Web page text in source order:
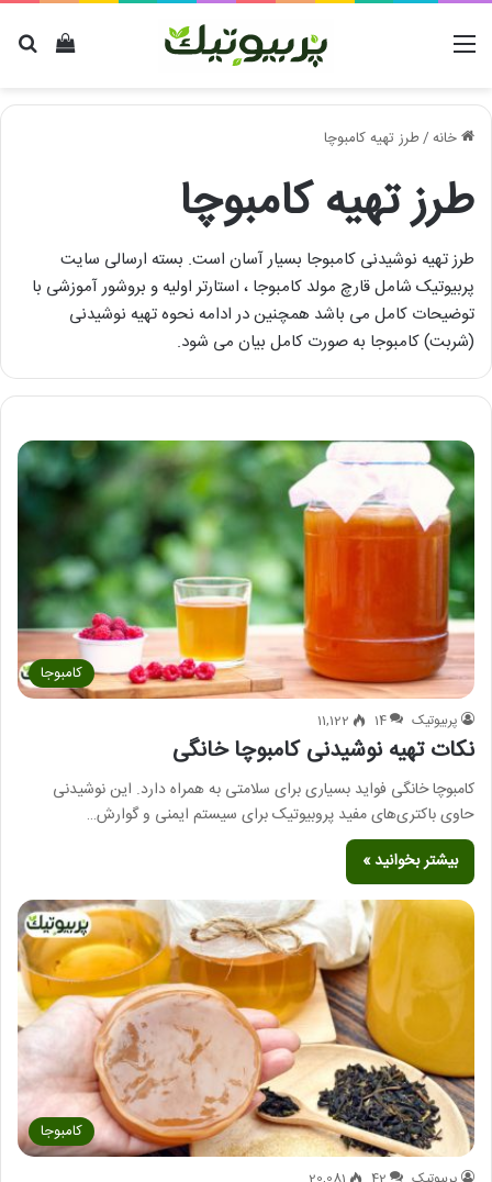
دیدن منو
خانه/طرز تهیه کامبوچا
طرز تهیه کامبوچا
طرز تهیه نوشیدنی کامبوجا بسیار آسان است. بسته ارسالی سایت
پربیوتیک شامل قارچ مولد کامبوجا ، استارتر اولیه و بروشور آموزشی با
توضیحات کامل می باشد همچنین در ادامه نحوه تهیه نوشیدنی
(شربت) کامبوجا به صورت کامل بیان می شود.
کامبوجا
پربیوتیک 14
11,122
نکات تهیه نوشیدنی کامبوچا خانگی
کامبوچا خانگی فواید بسیاری برای سلامتی به همراه دارد. این نوشیدنی
حاوی باکتری‌های مفید پروبیوتیک برای سیستم ایمنی و گوارش…
بیشتر بخوانید »
کامبوجا